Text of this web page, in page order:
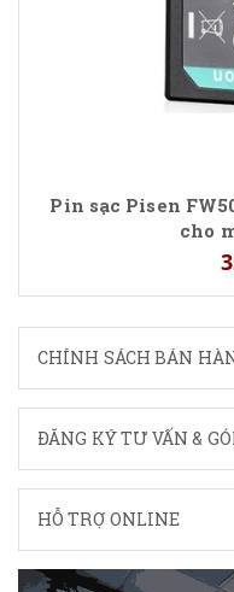
Pin sạc Pisen
cho
CHÍNH SÁCH BÁN
ĐĂNG KÝ TƯ VẤN &
HỖ TRỢ ONLINE